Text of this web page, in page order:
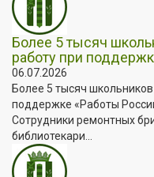
Более 5 тысяч
работу при
06.07.2026
Более 5 тысяч
поддержке «Работы
Сотрудники ремонтных
библиотекари...